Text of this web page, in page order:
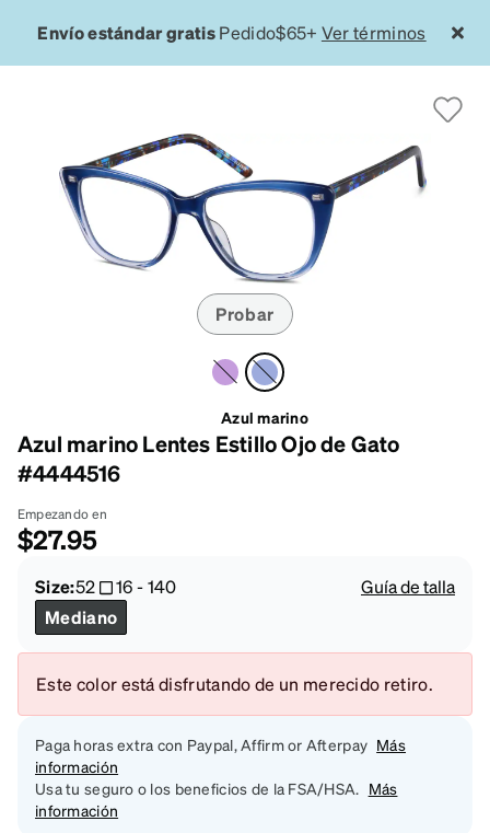
Envío estándar gratisPedido$65+ Ver términos
Probar
Azul marino
Azul marino Lentes Estillo Ojo de Gato
#4444516
Empezando en
$27.95
Size:52 16-140
Guía de talla
Mediano
Este color está disfrutando de un merecido retiro.
Paga horas extra con Paypal, Affirm or Afterpay Más
información
Usa tu seguro o los beneficios de la FSA/HSA. Más
información